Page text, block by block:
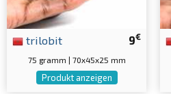
9€
trilobit
75 gramm | 70x45x25 mm
Produkt anzeigen